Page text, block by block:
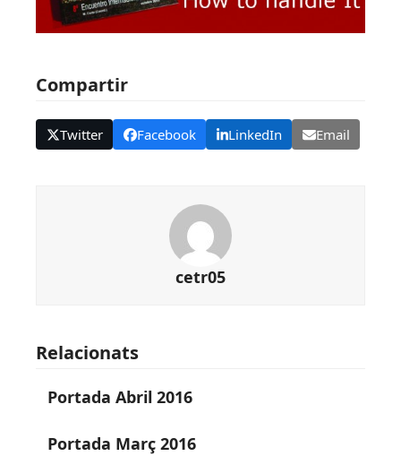
Compartir
Twitter Facebook LinkedIn Email
cetr05
Relacionats
Portada Abril 2016
Portada Març 2016